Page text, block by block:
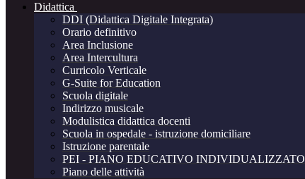
Didattica
DDI (Didattica Digitale Integrata)
Orario definitivo
Area Inclusione
Area Intercultura
Curricolo Verticale
G-Suite for Education
Scuola digitale
Indirizzo musicale
Modulistica didattica docenti
Scuola in ospedale - istruzione domiciliare
Istruzione parentale
PEI - PIANO EDUCATIVO INDIVIDUALIZZATO
Piano delle attività